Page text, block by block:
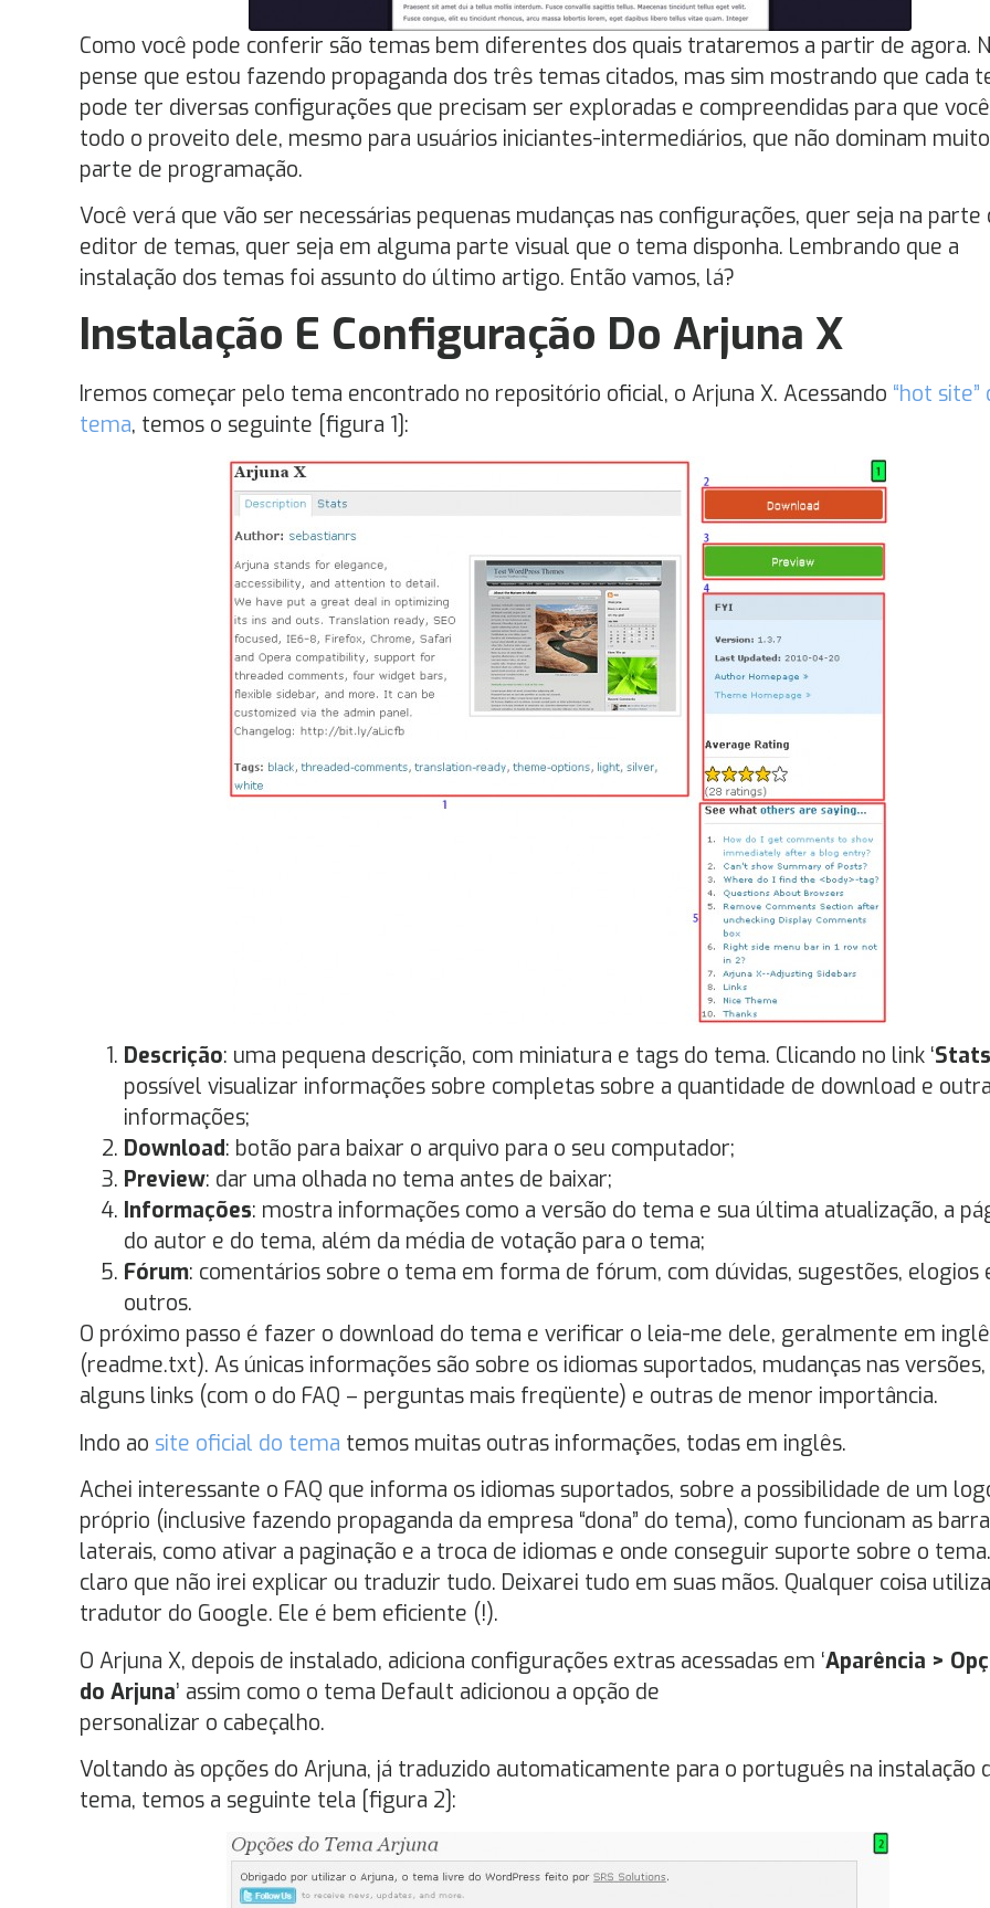
Como você pode conferir são temas bem diferentes dos quais trataremos a partir de agora.
pense que estou fazendo propaganda dos três temas citados, mas sim mostrando que cada
pode ter diversas configurações que precisam ser exploradas e compreendidas para que
todo o proveito dele, mesmo para usuários iniciantes-intermediários, que não dominam
parte de programação.
Você verá que vão ser necessárias pequenas mudanças nas configurações, quer seja na parte
editor de temas, quer seja em alguma parte visual que o tema disponha. Lembrando que a
instalação dos temas foi assunto do último artigo. Então vamos, lá?
Instalação E Configuração Do Arjuna X
Iremos começar pelo tema encontrado no repositório oficial, o Arjuna X. Acessando “hot site”
tema, temos o seguinte [figura 1]:
Descrição: uma pequena descrição, com miniatura e tags do tema. Clicando no link ‘Stats
possível visualizar informações sobre completas sobre a quantidade de download e
informações;
Download: botão para baixar o arquivo para o seu computador;
Preview: dar uma olhada no tema antes de baixar;
Informações: mostra informações como a versão do tema e sua última atualização, a
do autor e do tema, além da média de votação para o tema;
Fórum: comentários sobre o tema em forma de fórum, com dúvidas, sugestões, elogios
outros.
O próximo passo é fazer o download do tema e verificar o leia-me dele, geralmente em
(readme.txt). As únicas informações são sobre os idiomas suportados, mudanças nas versões,
alguns links (com o do FAQ – perguntas mais freqüente) e outras de menor importância.
Indo ao site oficial do tema temos muitas outras informações, todas em inglês.
Achei interessante o FAQ que informa os idiomas suportados, sobre a possibilidade de um
próprio (inclusive fazendo propaganda da empresa “dona” do tema), como funcionam as
laterais, como ativar a paginação e a troca de idiomas e onde conseguir suporte sobre o
claro que não irei explicar ou traduzir tudo. Deixarei tudo em suas mãos. Qualquer coisa
tradutor do Google. Ele é bem eficiente (!).
O Arjuna X, depois de instalado, adiciona configurações extras acessadas em ‘Aparência >
do Arjuna’ assim como o tema Default adicionou a opção de
personalizar o cabeçalho.
Voltando às opções do Arjuna, já traduzido automaticamente para o português na instalação
tema, temos a seguinte tela [figura 2]: